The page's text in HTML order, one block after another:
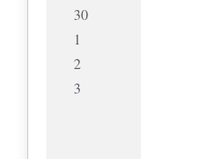
30
1
2
3